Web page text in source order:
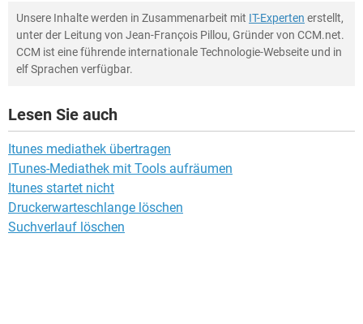
Unsere Inhalte werden in Zusammenarbeit mit IT-Experten erstellt,
unter der Leitung von Jean-François Pillou, Gründer von CCM.net.
CCM ist eine führende internationale Technologie-Webseite und in
elf Sprachen verfügbar.
Lesen Sie auch
Itunes mediathek übertragen
ITunes-Mediathek mit Tools aufräumen
Itunes startet nicht
Druckerwarteschlange löschen
Suchverlauf löschen